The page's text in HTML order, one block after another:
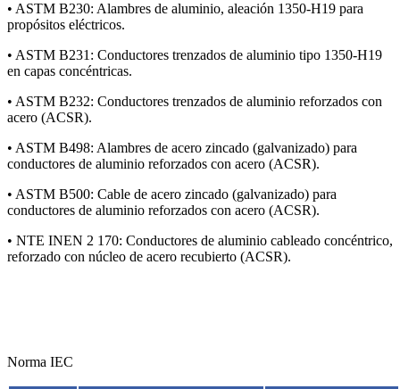
• ASTM B230: Alambres de aluminio, aleación 1350-H19 para
propósitos eléctricos.
• ASTM B231: Conductores trenzados de aluminio tipo 1350-H19
en capas concéntricas.
• ASTM B232: Conductores trenzados de aluminio reforzados con
acero (ACSR).
• ASTM B498: Alambres de acero zincado (galvanizado) para
conductores de aluminio reforzados con acero (ACSR).
• ASTM B500: Cable de acero zincado (galvanizado) para
conductores de aluminio reforzados con acero (ACSR).
• NTE INEN 2 170: Conductores de aluminio cableado concéntrico,
reforzado con núcleo de acero recubierto (ACSR).
Norma IEC